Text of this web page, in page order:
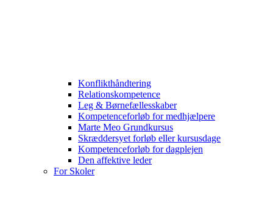
Konflikthåndtering
Relationskompetence
Leg & Børnefællesskaber
Kompetenceforløb for medhjælpere
Marte Meo Grundkursus
Skræddersyet forløb eller kursusdage
Kompetenceforløb for dagplejen
Den affektive leder
For Skoler